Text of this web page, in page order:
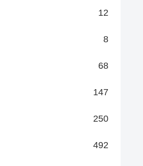
12
8
68
147
250
492